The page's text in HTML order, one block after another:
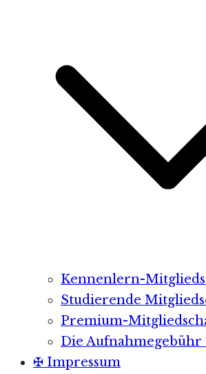
Kennenlern-
Studierende
Premium-
Die Aufnahmegebühr
✠ Impressum